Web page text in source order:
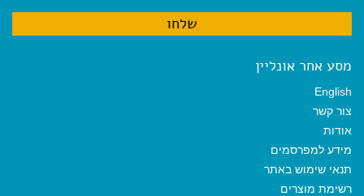
מסע אחר אונליין
English
צור קשר
אודות
מידע למפרסמים
תנאי שימוש באתר
רשימת מוצרים